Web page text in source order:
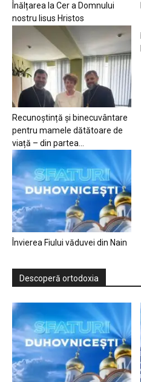
Înălțarea la Cer a Domnului
nostru Iisus Hristos
Recunoștință și binecuvântare
pentru mamele dătătoare de
viață – din partea...
Învierea Fiului văduvei din Nain
Descoperă ortodoxia